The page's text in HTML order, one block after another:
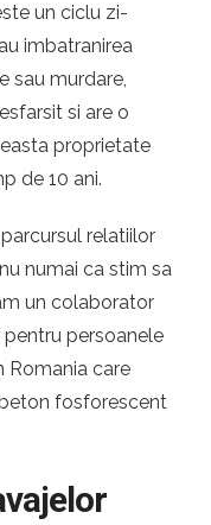
un ciclu zi-
imbatranirea
sau murdare,
si are o
proprietate
de 10 ani.
relatiilor
numai ca stim sa
un colaborator
persoanele
Romania care
fosforescent